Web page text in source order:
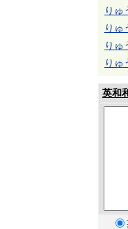
りゅ
りゅ
りゅ
りゅ
英和